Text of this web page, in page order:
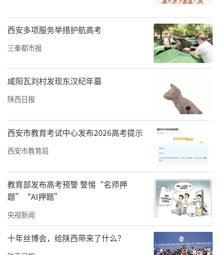
西安多项服务举措护航高考
三秦都市报
咸阳瓦刘村发现东汉纪年墓
陕西日报
西安市教育考试中心发布2026高考提示
西安市教育局
教育部发布高考预警 警惕“名师押
题”“AI押题”
央视新闻
十年丝博会，给陕西带来了什么？